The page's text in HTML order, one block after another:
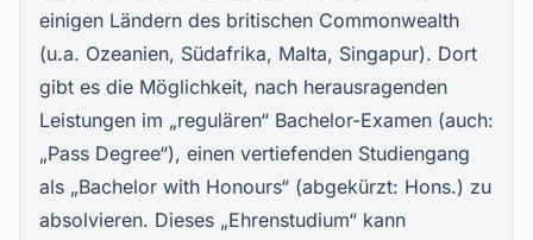
einigen Ländern des britischen Commonwealth
(u.a. Ozeanien, Südafrika, Malta, Singapur). Dort
gibt es die Möglichkeit, nach herausragenden
Leistungen im „regulären“ Bachelor-Examen (auch:
„Pass Degree“), einen vertiefenden Studiengang
als „Bachelor with Honours“ (abgekürzt: Hons.) zu
absolvieren. Dieses „Ehrenstudium“ kann